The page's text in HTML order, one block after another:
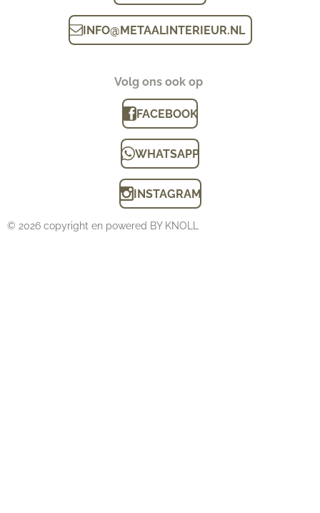
INFO@METAALINTERIEUR.NL
Volg ons ook op
FACEBOOK
WHATSAPP
INSTAGRAM
© 2026 copyright en powered BY KNOLL